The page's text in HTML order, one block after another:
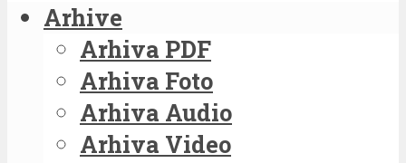
Arhive
Arhiva PDF
Arhiva Foto
Arhiva Audio
Arhiva Video